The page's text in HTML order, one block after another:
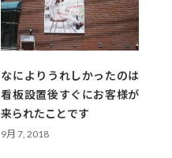
なによりうれしかったのは
看板設置後すぐにお客様が
来られたことです
9月 7, 2018